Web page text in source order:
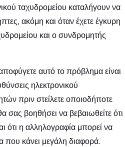
ταχυδρομείου καταλήγουν να
ακόμη και όταν έχετε έγκυρη
και ο συνδρομητής
αυτό το πρόβλημα είναι
ηλεκτρονικού
πριν στείλετε οποιοδήποτε
σας βοηθήσει να βεβαιωθείτε ότι
ότι η αλληλογραφία μπορεί να
κάνει μεγάλη διαφορά.